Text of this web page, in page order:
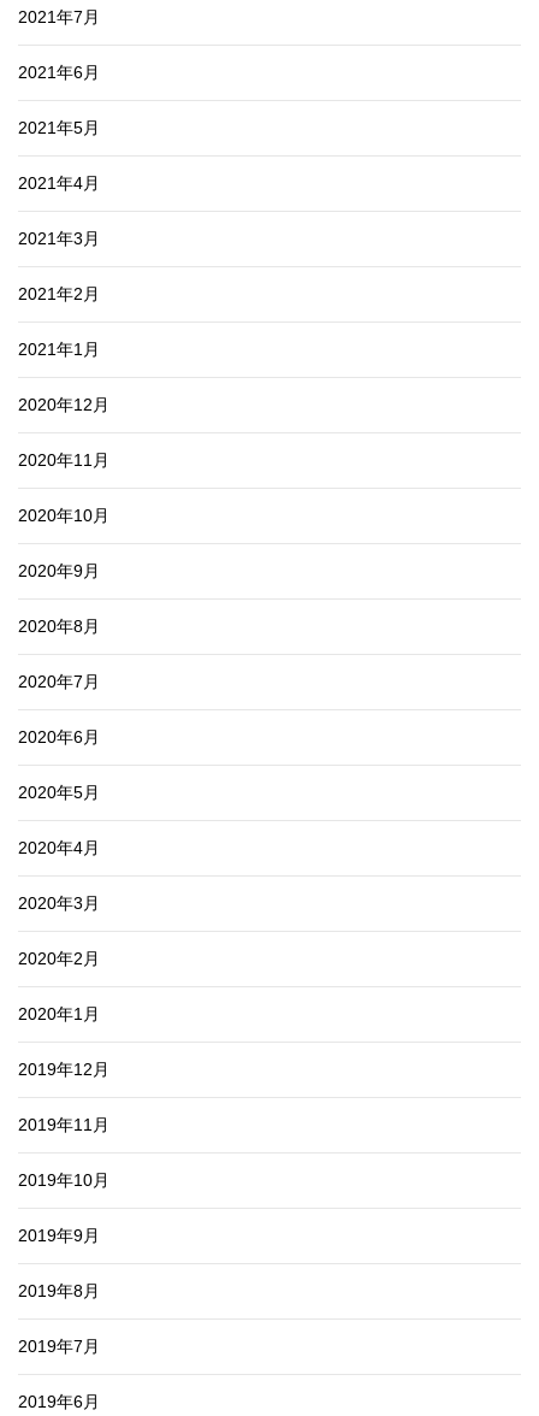
2021年7月
2021年6月
2021年5月
2021年4月
2021年3月
2021年2月
2021年1月
2020年12月
2020年11月
2020年10月
2020年9月
2020年8月
2020年7月
2020年6月
2020年5月
2020年4月
2020年3月
2020年2月
2020年1月
2019年12月
2019年11月
2019年10月
2019年9月
2019年8月
2019年7月
2019年6月